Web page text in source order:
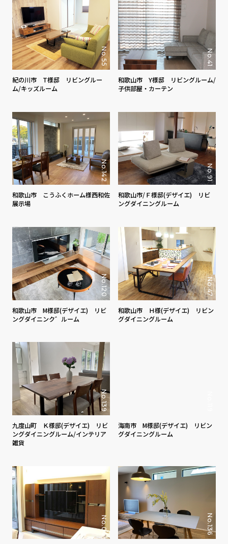
No.55
紀の川市 T様邸 リビングルー
ム/キッズルーム
No.41
和歌山市 Y様邸 リビングルーム/
子供部屋・カーテン
No.142
和歌山市 こうふくホーム様西和佐
展示場
No.91
和歌山市/Ｆ様邸(デザイエ) リビ
ングダイニングルーム
No.120
和歌山市 M様邸(デザイエ) リビ
ングダイニンク゛ルーム
No.47
和歌山市 Ｈ様(デザイエ) リビン
グダイニングルーム
No.139
九度山町 Ｋ様邸(デザイエ) リビ
ングダイニングルーム/インテリア
雑貨
海南市 M様邸(デザイエ) リビン
グダイニングルーム
No.04 No.136